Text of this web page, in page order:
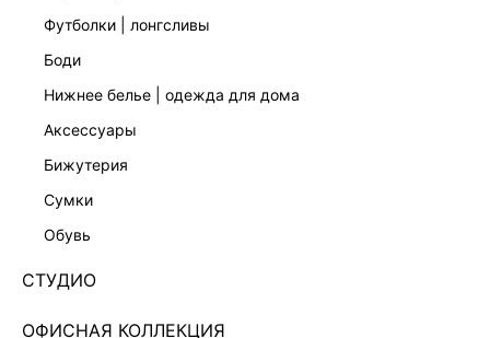
футболки | лонгсливы
боди
нижнее белье | одежда для дома
аксессуары
бижутерия
сумки
обувь
СТУДИО
ОФИСНАЯ КОЛЛЕКЦИЯ
ВЫШИВКОЙ 6254030220-95